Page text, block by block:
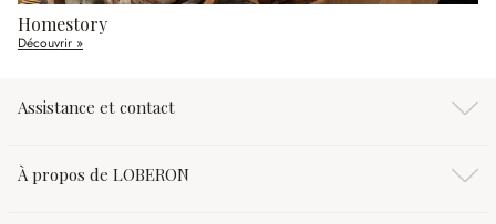
Homestory
Découvrir »
Assistance et contact
À propos de LOBERON